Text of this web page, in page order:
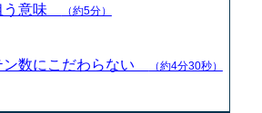
う意味 （約5分）
ン数にこだわらない （約4分30秒）